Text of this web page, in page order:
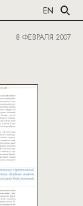
EN
8 ФЕВРАЛЯ 2007